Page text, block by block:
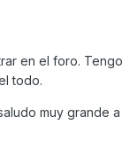
en el foro.
todo.
muy grande